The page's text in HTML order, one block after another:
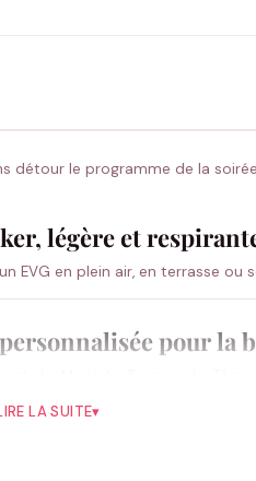
détour le programme de la
légère et
EVG en plein air, en terrasse ou
pour la
LA SUITE▾